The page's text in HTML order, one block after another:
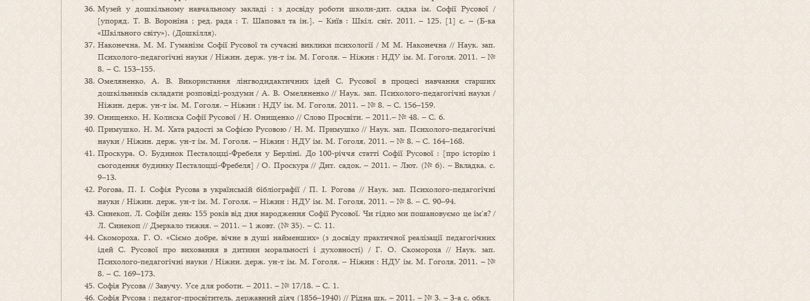
Музей у дошкільному навчальному закладі : з досвіду роботи школи-дит. садка ім. Софії Русової /
[упоряд. Т. В. Вороніна ; ред. рада : Т. Шаповал та ін.]. – Київ : Шкіл. світ, 2011. – 125, [1] с. – (Б-ка
«Шкільного світу»), (Дошкілля).
Наконечна, М. М. Гуманізм Софії Русової та сучасні виклики психології / М М. Наконечна // Наук. зап.
Психолого-педагогічні науки / Ніжин. держ. ун-т ім. М. Гоголя. – Ніжин : НДУ ім. М. Гоголя, 2011. – №
8. – С. 153–155.
Омеляненко, А. В. Використання лінгводидактичних ідей С. Русової в процесі навчання старших
дошкільників складати розповіді-роздуми / А. В. Омеляненко // Наук. зап. Психолого-педагогічні науки /
Ніжин. держ. ун-т ім. М. Гоголя. – Ніжин : НДУ ім. М. Гоголя, 2011. – № 8. – С. 156–159.
Онищенко, Н. Колиска Софії Русової / Н. Онищенко // Слово Просвіти. – 2011.– № 48. – С. 6.
Примушко, Н. М. Хата радості за Софією Русовою / Н. М. Примушко // Наук. зап. Психолого-педагогічні
науки / Ніжин. держ. ун-т ім. М. Гоголя. – Ніжин : НДУ ім. М. Гоголя, 2011. – № 8. – С. 164–168.
Проскура, О. Будинок Песталоцці-Фребеля у Берліні. До 100-річчя статті Софії Русової : [про історію і
сьогодення будинку Песталоцці-Фребеля] / О. Проскура // Дит. садок. – 2011. – Лют. (№ 6). – Вкладка, с.
9–13.
Рогова, П. І. Софія Русова в українській бібліографії / П. І. Рогова // Наук. зап. Психолого-педагогічні
науки / Ніжин. держ. ун-т ім. М. Гоголя. – Ніжин : НДУ ім. М. Гоголя, 2011. – № 8. – С. 90–94.
Синекоп, Л. Софіїн день: 155 років від дня народження Софії Русової. Чи гідно ми пошановуємо це ім’я? /
Л. Синекоп // Дзеркало тижня. – 2011. – 1 жовт. (№ 35). – С. 11.
Скомороха, Г. О. «Сіємо добре, вічне в душі найменших» (з досвіду практичної реалізації педагогічних
ідей С. Русової про виховання в дитини моральності і духовності) / Г. О. Скомороха // Наук. зап.
Психолого-педагогічні науки / Ніжин. держ. ун-т ім. М. Гоголя. – Ніжин : НДУ ім. М. Гоголя, 2011. – №
8. – С. 169–173.
Софія Русова // Завучу. Усе для роботи. – 2011. – № 17/18. – С. 1.
Софія Русова : педагог-просвітитель, державний діяч (1856–1940) // Рідна шк. – 2011. – № 3. – 3-а с. обкл.